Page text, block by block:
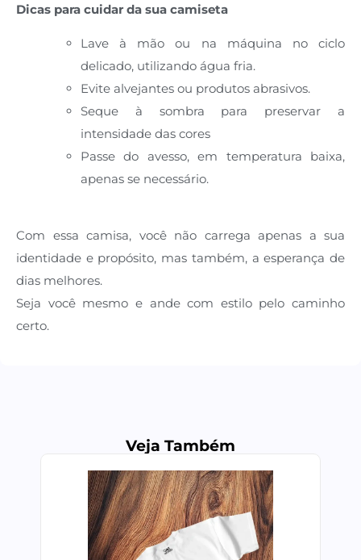
Dicas para cuidar da sua camiseta
Lave à mão ou na máquina no ciclo
delicado, utilizando água fria.
Evite alvejantes ou produtos abrasivos.
Seque à sombra para preservar a
intensidade das cores
Passe do avesso, em temperatura baixa,
apenas se necessário.
Com essa camisa, você não carrega apenas a sua
identidade e propósito, mas também, a esperança de
dias melhores.
Seja você mesmo e ande com estilo pelo caminho
certo.
Veja Também